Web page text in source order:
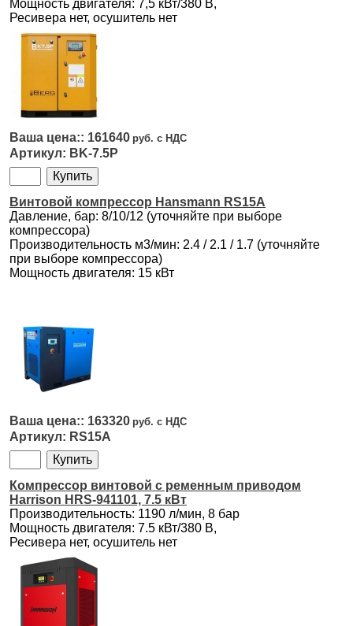
Мощность двигателя: 7,5 кВт/380 В,
Ресивера нет, осушитель нет
161640
BK-7.5P
Винтовой компрессор Hansmann RS15A
Давление, бар: 8/10/12 (уточняйте при выборе
компрессора)
Производительность м3/мин: 2.4 / 2.1 / 1.7 (уточняйте
при выборе компрессора)
Мощность двигателя: 15 кВт
163320
RS15A
Компрессор винтовой с ременным приводом
Harrison HRS-941101, 7.5 кВт
Производительность: 1190 л/мин, 8 бар
Мощность двигателя: 7.5 кВт/380 В,
Ресивера нет, осушитель нет